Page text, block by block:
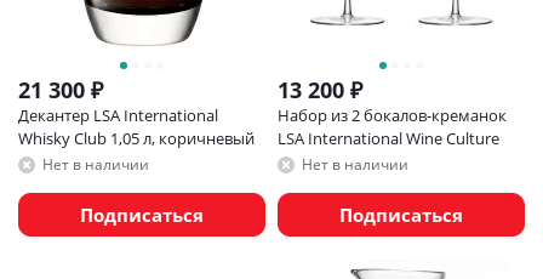
21 300 ₽
Декантер LSA International
Whisky Club 1,05 л, коричневый
Нет в наличии
Подписаться
13 200 ₽
Набор из 2 бокалов-креманок
LSA International Wine Culture
Нет в наличии
Подписаться